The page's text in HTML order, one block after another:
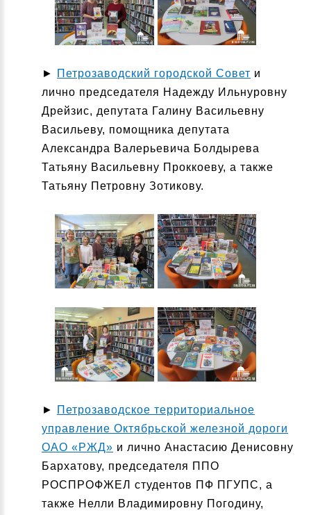
► Петрозаводский городской Совет и
лично председателя Надежду Ильнуровну
Дрейзис, депутата Галину Васильевну
Васильеву, помощника депутата
Александра Валерьевича Болдырева
Татьяну Васильевну Проккоеву, а также
Татьяну Петровну Зотикову.
►
Петрозаводское территориальное
управление Октябрьской железной дороги
ОАО «РЖД» и лично Анастасию Денисовну
Бархатову, председателя ППО
РОСПРОФЖЕЛ студентов ПФ ПГУПС, а
также Нелли Владимировну Погодину,